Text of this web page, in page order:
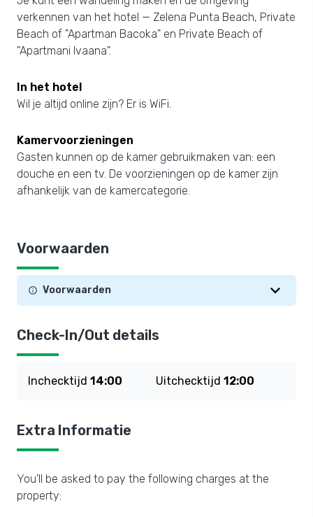
verkennen van het hotel — Zelena Punta Beach, Private
Beach of "Apartman Bacoka" en Private Beach of
"Apartmani Ivaana".
In het hotel
Wil je altijd online zijn? Er is WiFi.
Kamervoorzieningen
Gasten kunnen op de kamer gebruikmaken van: een
douche en een tv. De voorzieningen op de kamer zijn
afhankelijk van de kamercategorie.
Voorwaarden
Voorwaarden
Check-In/Out details
Inchecktijd 14:00 Uitchecktijd 12:00
Extra Informatie
You'll be asked to pay the following charges at the
property: